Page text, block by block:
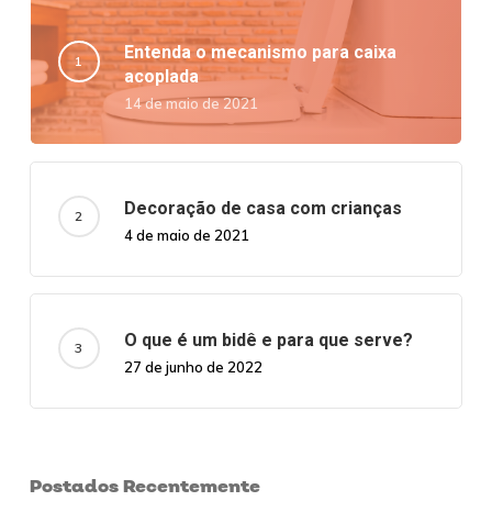
Entenda o mecanismo para caixa
acoplada
14 de maio de 2021
Decoração de casa com crianças
4 de maio de 2021
O que é um bidê e para que serve?
27 de junho de 2022
Postados Recentemente